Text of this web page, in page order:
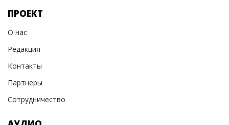
ПРОЕКТ
О нас
Редакция
Контакты
Партнеры
Сотрудничество